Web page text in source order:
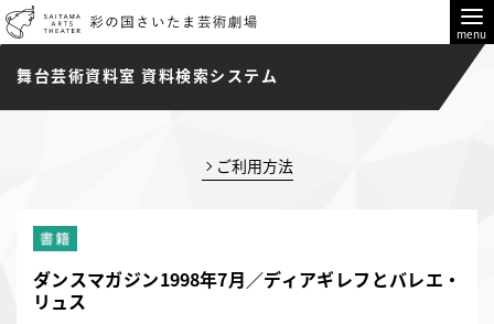
menu
舞台芸術資料室 資料検索システム
ご利用方法
ダンスマガジン1998年7月／ディアギレフとバレエ・
リュス